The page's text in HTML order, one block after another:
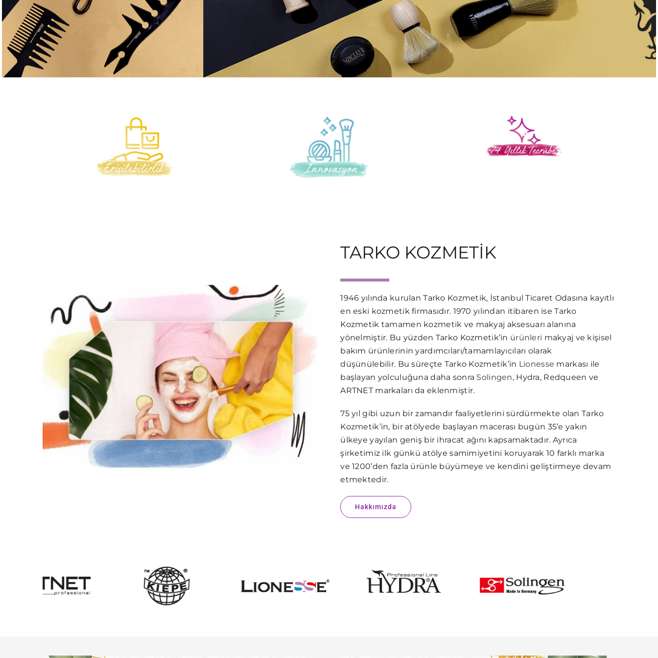
TARKO KOZMETİK
1946 yılında kurulan Tarko Kozmetik, İstanbul Ticaret Odasına kayıtlı
en eski kozmetik firmasıdır. 1970 yılından itibaren ise Tarko
Kozmetik tamamen kozmetik ve makyaj aksesuarı alanına
yönelmiştir. Bu yüzden Tarko Kozmetik’in ürünleri makyaj ve kişisel
bakım ürünlerinin yardımcıları/tamamlayıcıları olarak
düşünülebilir. Bu süreçte Tarko Kozmetik’in Lionesse markası ile
başlayan yolculuğuna daha sonra Solingen, Hydra, Redqueen ve
ARTNET markaları da eklenmiştir.
75 yıl gibi uzun bir zamandır faaliyetlerini sürdürmekte olan Tarko
Kozmetik’in, bir atölyede başlayan macerası bugün 35’e yakın
ülkeye yayılan geniş bir ihracat ağını kapsamaktadır. Ayrıca
şirketimiz ilk günkü atölye samimiyetini koruyarak 10 farklı marka
ve 1200’den fazla ürünle büyümeye ve kendini geliştirmeye devam
etmektedir.
Hakkımızda